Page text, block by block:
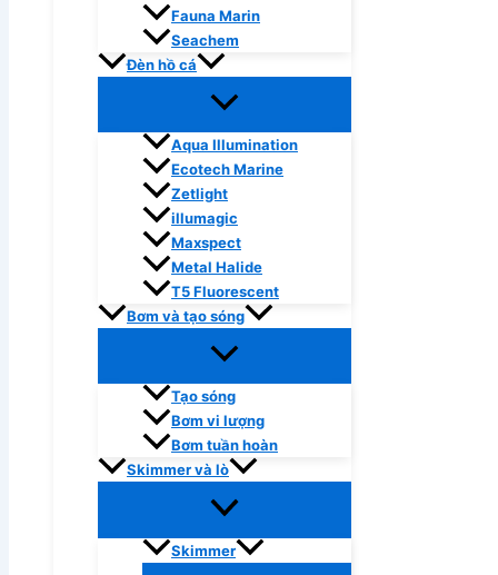
Fauna Marin
Seachem
Đèn hồ cá
Aqua Illumination
Ecotech Marine
Zetlight
illumagic
Maxspect
Metal Halide
T5 Fluorescent
Bơm và tạo sóng
Tạo sóng
Bơm vi lượng
Bơm tuần hoàn
Skimmer và lò
Skimmer